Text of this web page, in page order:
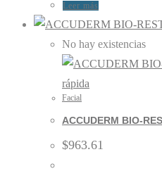
Leer más
No hay existencias
rápida
Facial
ACCUDERM BIO-
$963.61